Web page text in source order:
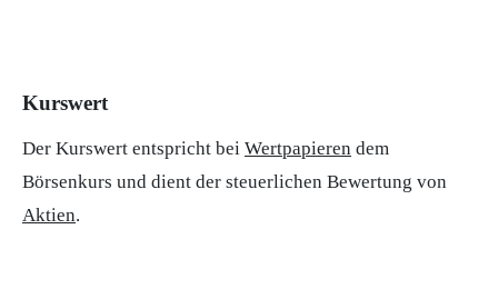
Kurswert
Der Kurswert entspricht bei Wertpapieren dem
Börsenkurs und dient der steuerlichen Bewertung von
Aktien.